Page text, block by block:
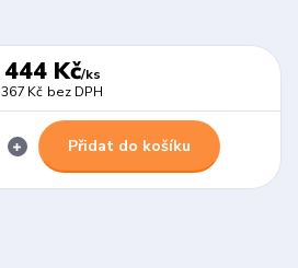
444 Kč/ks
367 Kč bez DPH
Přidat do košíku